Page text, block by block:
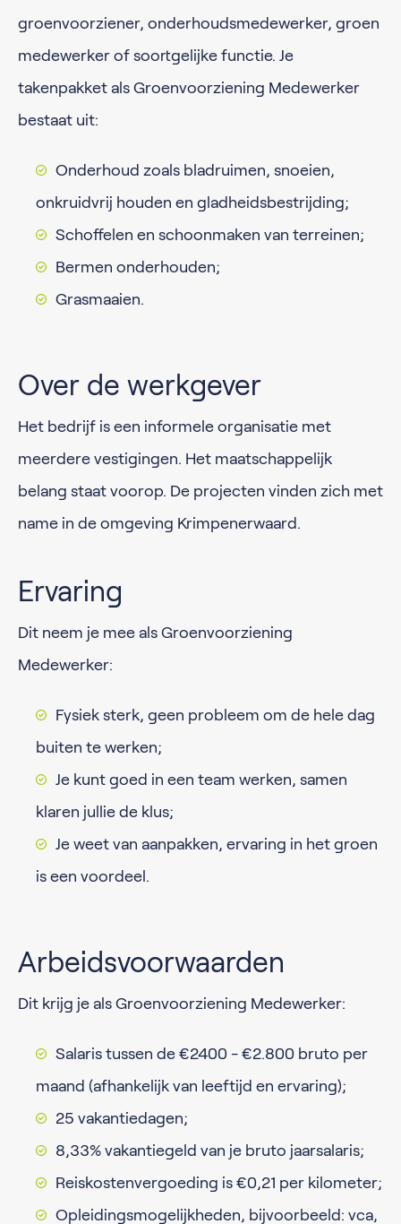
groenvoorziener, onderhoudsmedewerker, groen
medewerker of soortgelijke functie. Je
takenpakket als Groenvoorziening Medewerker
bestaat uit:
Onderhoud zoals bladruimen, snoeien,
onkruidvrij houden en gladheidsbestrijding;
Schoffelen en schoonmaken van terreinen;
Bermen onderhouden;
Grasmaaien.
Over de werkgever
Het bedrijf is een informele organisatie met
meerdere vestigingen. Het maatschappelijk
belang staat voorop. De projecten vinden zich met
name in de omgeving Krimpenerwaard.
Ervaring
Dit neem je mee als Groenvoorziening
Medewerker:
Fysiek sterk, geen probleem om de hele dag
buiten te werken;
Je kunt goed in een team werken, samen
klaren jullie de klus;
Je weet van aanpakken, ervaring in het groen
is een voordeel.
Arbeidsvoorwaarden
Dit krijg je als Groenvoorziening Medewerker:
Salaris tussen de €2400 - €2.800 bruto per
maand (afhankelijk van leeftijd en ervaring);
25 vakantiedagen;
8,33% vakantiegeld van je bruto jaarsalaris;
Reiskostenvergoeding is €0,21 per kilometer;
Opleidingsmogelijkheden, bijvoorbeeld: vca,